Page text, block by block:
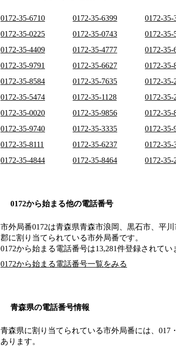
0172-35-6710 0172-35-6399 0172-35-
0172-35-0225
0172-35-0743 0172-35-
0172-35-4409
0172-35-4777 0172-35-
0172-35-9791
0172-35-6627 0172-35-
0172-35-8584
0172-35-7635 0172-35-
0172-35-5474
0172-35-1128 0172-35-
0172-35-0020
0172-35-9856 0172-35-
0172-35-9740
0172-35-3335 0172-35-
0172-35-8111
0172-35-6237 0172-35-
0172-35-4844
0172-35-8464 0172-35-
0172から始まる他の電話番号
市外局番0172は青森県青森市浪岡、黒石市、平
郡に割り当てられている市外局番です。
0172から始まる電話番号は13,281件登録されてい
0172から始まる電話番号一覧をみる
青森県の電話番号情報
青森県に割り当てられている市外局番には、017
あります。